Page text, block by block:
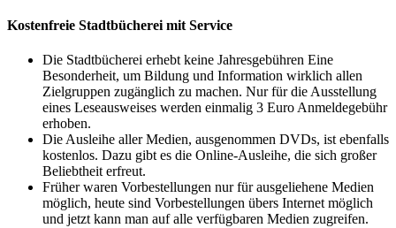
Kostenfreie Stadtbücherei mit Service
Die Stadtbücherei erhebt keine Jahresgebühren Eine
Besonderheit, um Bildung und Information wirklich allen
Zielgruppen zugänglich zu machen. Nur für die Ausstellung
eines Leseausweises werden einmalig 3 Euro Anmeldegebühr
erhoben.
Die Ausleihe aller Medien, ausgenommen DVDs, ist ebenfalls
kostenlos. Dazu gibt es die Online-Ausleihe, die sich großer
Beliebtheit erfreut.
Früher waren Vorbestellungen nur für ausgeliehene Medien
möglich, heute sind Vorbestellungen übers Internet möglich
und jetzt kann man auf alle verfügbaren Medien zugreifen.